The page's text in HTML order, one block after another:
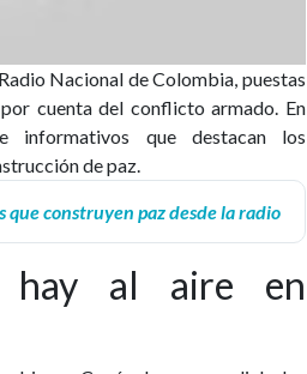
Nacional de Colombia, puestas
cuenta del conflicto armado. En
informativos que destacan los
de paz.
que construyen paz desde la radio
hay al aire en